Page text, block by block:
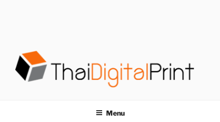
THAIDIGITALPRINT
Menu